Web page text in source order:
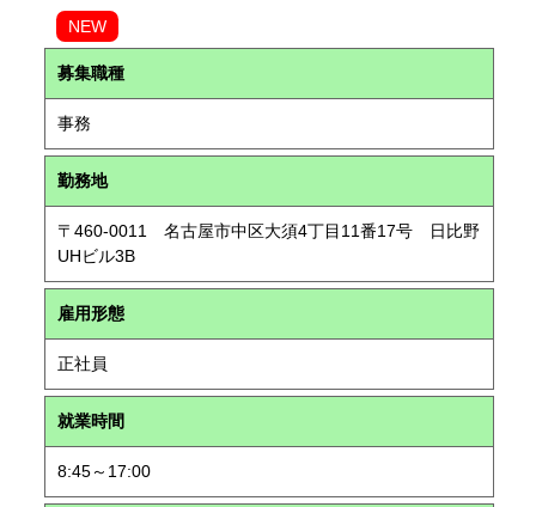
NEW
募集職種
事務
勤務地
〒460-0011 名古屋市中区大須4丁目11番17号 日比野
UHビル3B
雇用形態
正社員
就業時間
8:45～17:00